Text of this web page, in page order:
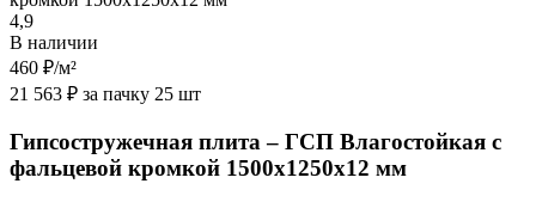
4,9
В наличии
460 ₽/м²
21 563 ₽ за пачку 25 шт
Гипсостружечная плита – ГСП Влагостойкая с
фальцевой кромкой 1500х1250х12 мм